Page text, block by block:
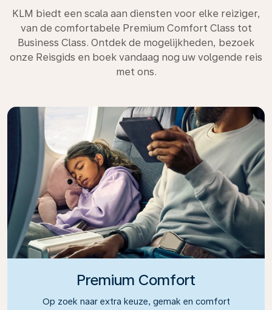
KLM biedt een scala aan diensten voor elke reiziger,
van de comfortabele Premium Comfort Class tot
Business Class. Ontdek de mogelijkheden, bezoek
onze Reisgids en boek vandaag nog uw volgende reis
met ons.
Premium Comfort
Op zoek naar extra keuze, gemak en comfort